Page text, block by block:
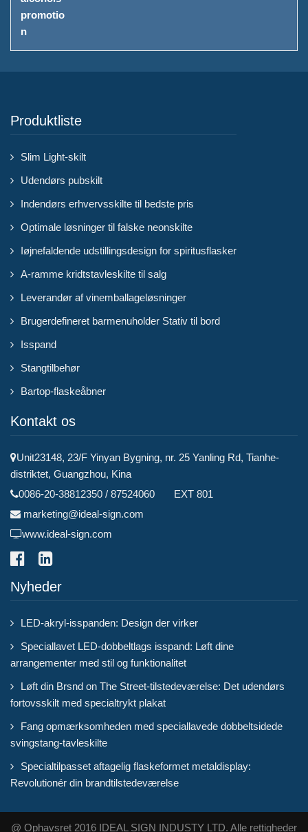
Produktliste
Slim Light-skilt
Udendørs pubskilt
Indendørs erhvervsskilte til bedste pris
Optimale løsninger til falske neonskilte
Iøjnefaldende udstillingsdesign for spiritusflasker
A-ramme kridtstavleskilte til salg
Leverandør af vinemballageløsninger
Brugerdefineret barmenuholder Stativ til bord
Isspand
Stangtilbehør
Bartop-flaskeåbner
Kontakt os
Unit23148, 23/F Yinyan Bygning, nr. 25 Yanling Rd, Tianhe-
distriktet, Guangzhou, Kina
0086-20-38812350 / 87524060 EXT 801
marketing@ideal-sign.com
www.ideal-sign.com
Nyheder
LED-akryl-isspanden: Design der virker
Speciallavet LED-dobbeltlags isspand: Løft dine
arrangementer med stil og funktionalitet
Løft din Brsnd on The Street-tilstedeværelse: Det udendørs
fortovsskilt med specialtrykt plakat
Fang opmærksomheden med speciallavede dobbeltsidede
svingstang-tavleskilte
Specialtilpasset aftagelig flaskeformet metaldisplay:
Revolutionér din brandtilstedeværelse
@ Ophavsret 2016 IDEAL SIGN INDUSTY LTD. Alle rettigheder